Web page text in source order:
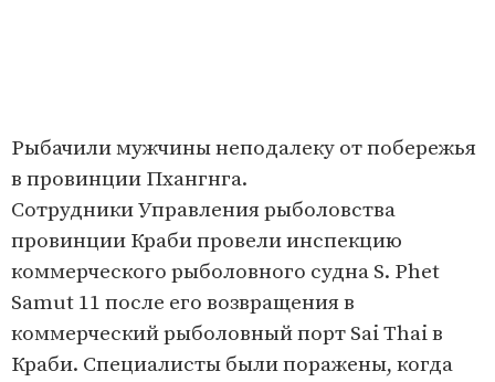
Рыбачили мужчины неподалеку от побережья
в провинции Пхангнга.
Сотрудники Управления рыболовства
провинции Краби провели инспекцию
коммерческого рыболовного судна S. Phet
Samut 11 после его возвращения в
коммерческий рыболовный порт Sai Thai в
Краби. Специалисты были поражены, когда